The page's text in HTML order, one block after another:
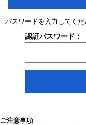
パスワードを入力してくだ
認証パスワード：
ご注意事項